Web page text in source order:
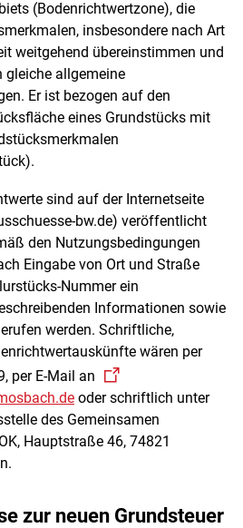
(Bodenrichtwertzone), die
insbesondere nach Art
weitgehend übereinstimmen und
gleiche allgemeine
Er ist bezogen auf den
eines Grundstücks mit
sind auf der Internetseite
bw.de) veröffentlicht
den Nutzungsbedingungen
Eingabe von Ort und Straße
Nummer ein
Informationen sowie
werden. Schriftliche,
wären per
per E-Mail an
oder schriftlich unter
des Gemeinsamen
Hauptstraße 46, 74821
zur neuen Grundsteuer